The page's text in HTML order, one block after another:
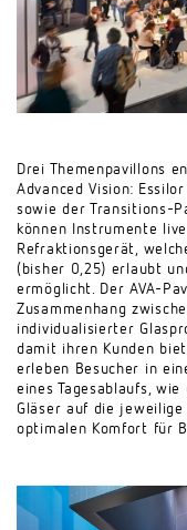
Drei Themenpavillons
Advanced Vision:
sowie der Transitions-
können Instrumente
Refraktionsgerät,
(bisher 0,25) erlaubt
ermöglicht. Der AVA-
Zusammenhang
individualisierter
damit ihren Kunden
erleben Besucher in
eines Tagesablaufs,
Gläser auf die
optimalen Komfort für